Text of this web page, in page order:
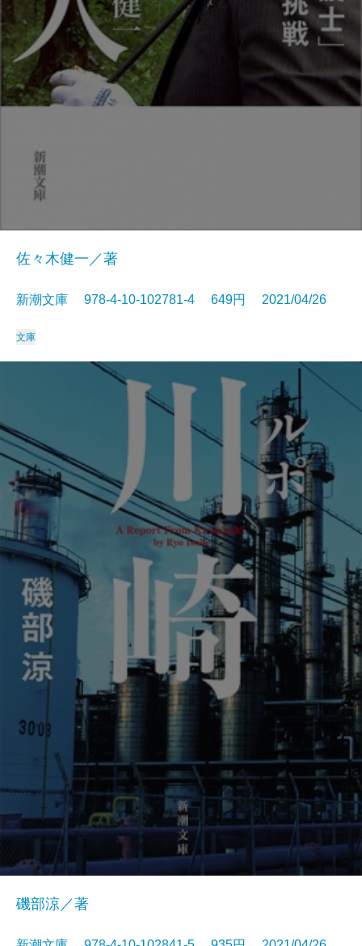
佐々木健一／著
新潮文庫 978-4-10-102781-4 649円 2021/04/26
文庫
磯部涼／著